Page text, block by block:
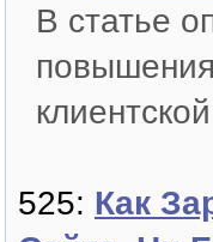
В статье
525: Как